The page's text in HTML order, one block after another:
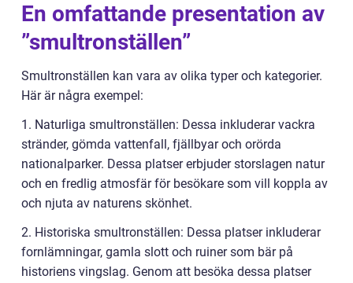
En omfattande presentation av
”smultronställen”
Smultronställen kan vara av olika typer och kategorier.
Här är några exempel:
1. Naturliga smultronställen: Dessa inkluderar vackra
stränder, gömda vattenfall, fjällbyar och orörda
nationalparker. Dessa platser erbjuder storslagen natur
och en fredlig atmosfär för besökare som vill koppla av
och njuta av naturens skönhet.
2. Historiska smultronställen: Dessa platser inkluderar
fornlämningar, gamla slott och ruiner som bär på
historiens vingslag. Genom att besöka dessa platser